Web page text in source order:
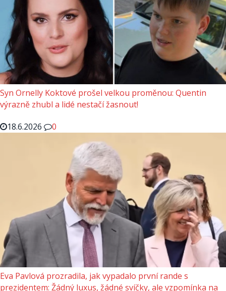
Syn Ornelly Koktové prošel velkou proměnou: Quentin
výrazně zhubl a lidé nestačí žasnout!
18.6.2026
0
Eva Pavlová prozradila, jak vypadalo první rande s
prezidentem: Žádný luxus, žádné svíčky, ale vzpomínka na